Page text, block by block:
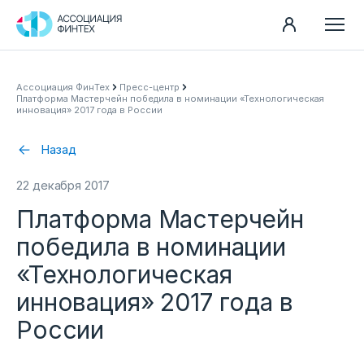
Ассоциация
Контакты
Документы
Ассоциация ФинТех
Пресс-центр
Платформа Мастерчейн победила в номинации «Технологическая
инновация» 2017 года в России
Назад
22 декабря 2017
Платформа Мастерчейн
победила в номинации
«Технологическая
инновация» 2017 года в
России